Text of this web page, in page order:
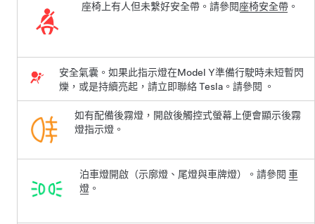
座椅上有人但未繫好安全帶。請參閱座椅安全帶 。
安全氣囊。如果此指示燈在Model Y準備行駛時未短暫閃
爍，或是持續亮起，請立即聯絡 Tesla。請參閱 。
如有配備後霧燈，開啟後觸控式螢幕上便會顯示後霧
燈指示燈。
泊車燈開啟（示廓燈、尾燈與車牌燈）。請參閱 車
燈 。